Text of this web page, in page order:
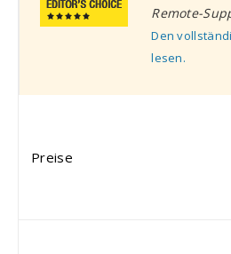
Remote-
Den
lesen.
Preise